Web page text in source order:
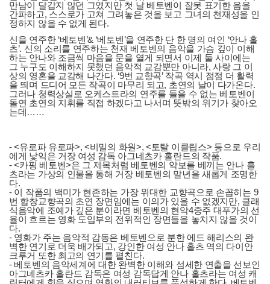
만남이 달갑지 않던 그였지만 첫 날 베토벤이 잘못 표기한 음을
간파하고, 스스로가 고쳐 그려놓은 것을 보고 그녀의 천재성을 인
정하지 않을 수 없게 된다.
신을 연주한 ‘베토벤’& ‘베토벤’을 연주한 단 한 명의 여인 ‘안나 홀
츠’. 신의 소리를 연주하는 천재 베토벤의 음악을 가슴 깊이 이해
하는 안나와 조금씩 마음을 문을 열게 되면서 이제 둘 사이에는
그 누구도 이해하지 못했던 음악적 교감뿐만 아니라, 사랑 그 이
상의 영혼을 교감해 나간다. ‘9번 교향곡’ 작곡 역시 점점 더 활력
을 띄며 드디어 모든 작곡이 마무리 되고, 초연의 날이 다가온다.
그러나 청력상실로 오케스트라의 연주를 들을 수 없는 베토벤이
돌연 초연의 지휘를 직접 하겠다고 나서며 뜻밖의 위기가 찾아오
는데……
- <유로파 유로파>, <비밀의 화원>, <토탈 이클립스> 등으로 우리
에게 낯익은 거장 여성 감독 아그네츠카 홀란드의 작품.
- <카핑 베토벤>은 그 제목처럼 베토벤의 악보를 베끼는 안나 홀
츠라는 가상의 인물을 통해 거장 베토벤의 말년을 새롭게 조명한
다.
- 이 작품의 백미가 현존하는 가장 위대한 교향곡으로 손꼽히는 9
번 합창교향곡의 초연 장면임에는 이의가 있을 수 없겠지만, 클래
식음악에 조예가 깊은 분이라면 베토벤의 현악4중주 대푸가의 선
율이 흐르는 영화 도입부의 전위적인 장면들을 놓치지 않을 것이
다.
- 영화가 주는 음악적 감동은 베토벤으로 분한 에드 해리스의 완
벽한 연기로 더욱 배가되고, 강인한 여성 안나 홀츠 역의 다이안
크루거 또한 최고의 연기를 펼친다.
- 베토벤의 음악세계에 대한 완벽한 이해와 섬세한 연출을 선보인
아그네츠카 홀란드 감독은 여성 감독답게 안나 홀츠라는 여성 캐